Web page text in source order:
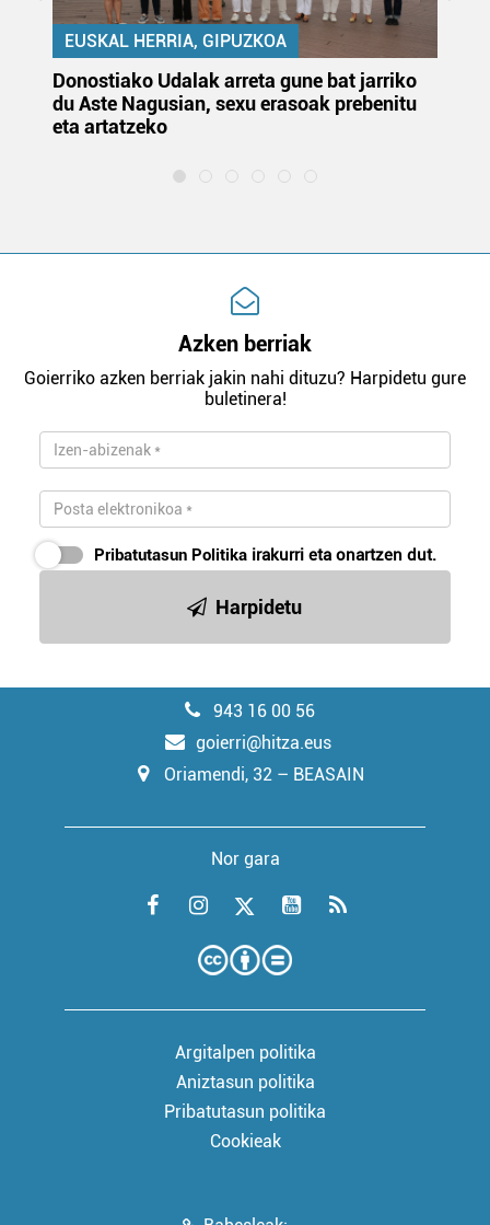
EUSKAL HERRIA, GIPUZKOA
Donostiako Udalak arreta gune bat jarriko
du Aste Nagusian, sexu erasoak prebenitu
eta artatzeko
Azken berriak
Goierriko azken berriak jakin nahi dituzu? Harpidetu gure
buletinera!
Pribatutasun Politika irakurri eta onartzen dut.
Harpidetu
943 16 00 56
goierri@hitza.eus
Oriamendi, 32 – BEASAIN
Nor gara
Argitalpen politika
Aniztasun politika
Pribatutasun politika
Cookieak